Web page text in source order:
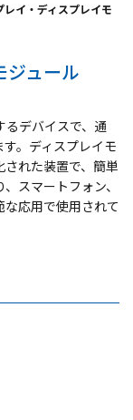
レイ・ディスプレイモ
ジュール
るデバイスで、通
。ディスプレイモ
された装置で、簡単
スマートフォン、
な応用で使用されて